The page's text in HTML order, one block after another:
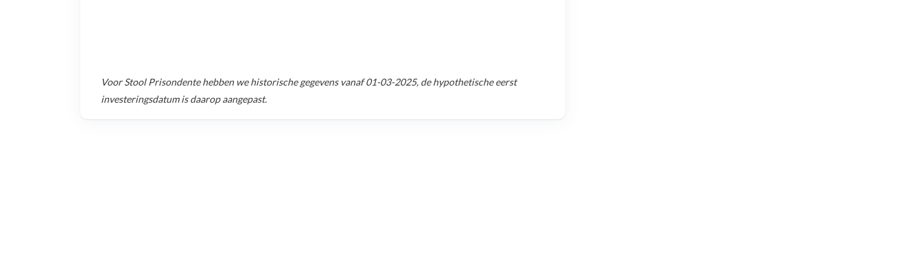
VoorStool Prisondentehebben we historische gegevens vanaf01-03-2025, de hypothetische eerst
investeringsdatum is daarop aangepast.